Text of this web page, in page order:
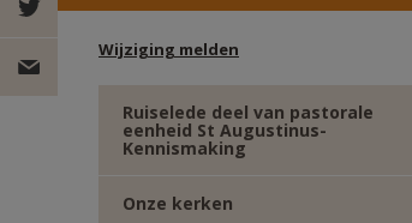
Wijziging melden
DEEL OP
FACEBOOK
DEEL OP
Ruiselede deel van pastorale
eenheid St Augustinus-
Kennismaking
Onze kerken